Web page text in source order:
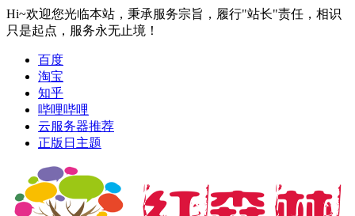
Hi~欢迎您光临本站，秉承服务宗旨，履行"站长"责任，相识
只是起点，服务永无止境！
百度
淘宝
知乎
哔哩哔哩
云服务器推荐
正版日主题